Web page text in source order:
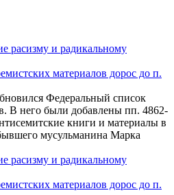
расизму и радикальному
материалов дорос до п.
Федеральный список
В него были добавлены пп. 4862-
книги и материалы в
мусульманина Марка
расизму и радикальному
материалов дорос до п.